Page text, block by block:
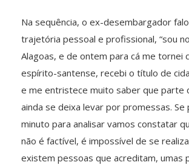
Na sequência, o ex-desembargador
trajetória pessoal e profissional, “sou
Alagoas, e de ontem para cá me tornei
espírito-santense, recebi o título de
e me entristece muito saber que parte
ainda se deixa levar por promessas. Se
minuto para analisar vamos constatar
não é factível, é impossível de se
existem pessoas que acreditam, umas